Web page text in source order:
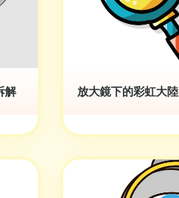
解 放大鏡下的彩虹大陸